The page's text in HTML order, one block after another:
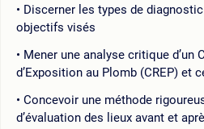
Discerner les types de
objectifs visés
Mener une analyse critique d’un
d’Exposition au Plomb (CREP) et
Concevoir une méthode
d’évaluation des lieux avant et